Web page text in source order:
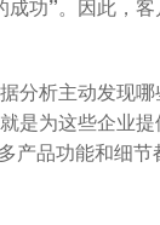
生态联盟计划
体系
功”。 因此，
分析主动发现
是为这些企业
产品功能和细